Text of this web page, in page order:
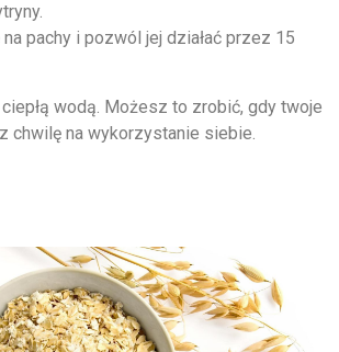
na pachy i pozwól jej działać przez 15
wodą. Możesz to zrobić, gdy twoje
chwilę na wykorzystanie siebie.